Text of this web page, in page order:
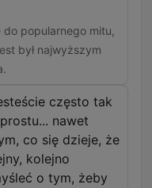
do popularnego mitu,
był najwyższym
często tak
nawet
co się dzieje, że
kolejno
o tym, żeby